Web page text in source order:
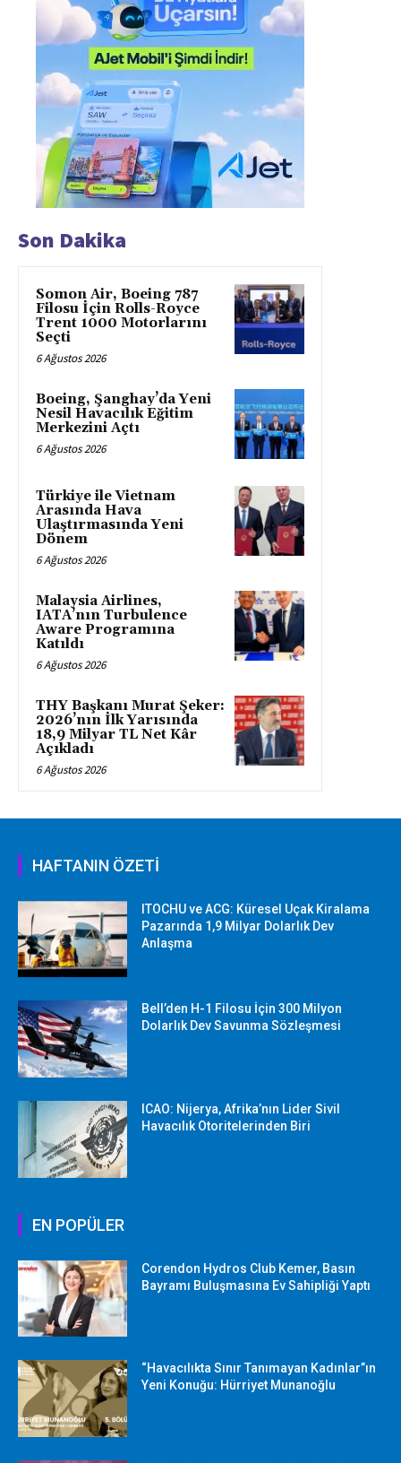
Son Dakika
Somon Air, Boeing 787
Filosu İçin Rolls-Royce
Trent 1000 Motorlarını
Seçti
6 Ağustos 2026
Boeing, Şanghay’da Yeni
Nesil Havacılık Eğitim
Merkezini Açtı
6 Ağustos 2026
Türkiye ile Vietnam
Arasında Hava
Ulaştırmasında Yeni
Dönem
6 Ağustos 2026
Malaysia Airlines,
IATA’nın Turbulence
Aware Programına
Katıldı
6 Ağustos 2026
THY Başkanı Murat Şeker:
2026’nın İlk Yarısında
18,9 Milyar TL Net Kâr
Açıkladı
6 Ağustos 2026
HAFTANIN ÖZETİ
ITOCHU ve ACG: Küresel Uçak Kiralama
Pazarında 1,9 Milyar Dolarlık Dev
Anlaşma
Bell’den H-1 Filosu İçin 300 Milyon
Dolarlık Dev Savunma Sözleşmesi
ICAO: Nijerya, Afrika’nın Lider Sivil
Havacılık Otoritelerinden Biri
EN POPÜLER
Corendon Hydros Club Kemer, Basın
Bayramı Buluşmasına Ev Sahipliği Yaptı
“Havacılıkta Sınır Tanımayan Kadınlar”ın
Yeni Konuğu: Hürriyet Munanoğlu